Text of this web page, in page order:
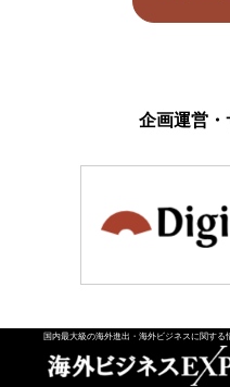
企画運営
国内最大級の海外進出・海外ビジネスに関する